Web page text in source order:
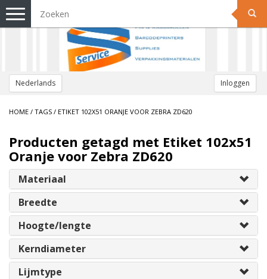
Nederlands Inloggen
Toggle
navigation
HOME / TAGS / ETIKET 102X51 ORANJE VOOR ZEBRA ZD620
Producten getagd met Etiket 102x51
Oranje voor Zebra ZD620
Materiaal
Breedte
Hoogte/lengte
Kerndiameter
Lijmtype